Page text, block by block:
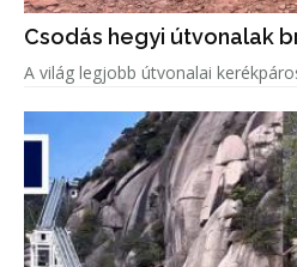
Csodás hegyi útvonalak
A világ legjobb útvonalai